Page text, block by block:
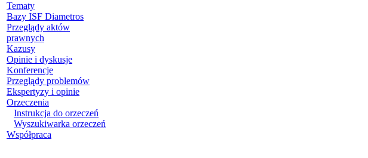
Tematy
Bazy ISF Diametros
Przeglądy aktów
prawnych
Kazusy
Opinie i dyskusje
Konferencje
Przeglądy problemów
Ekspertyzy i opinie
Orzeczenia
Instrukcja do orzeczeń
Wyszukiwarka orzeczeń
Współpraca